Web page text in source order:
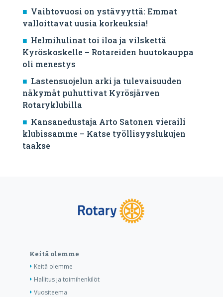
Vaihtovuosi on ystävyyttä: Emmat
valloittavat uusia korkeuksia!
Helmihulinat toi iloa ja vilskettä
Kyröskoskelle – Rotareiden huutokauppa
oli menestys
Lastensuojelun arki ja tulevaisuuden
näkymät puhuttivat Kyrösjärven
Rotaryklubilla
Kansanedustaja Arto Satonen vieraili
klubissamme – Katse työllisyyslukujen
taakse
Keitä olemme
Keitä olemme
Hallitus ja toimihenkilöt
Vuositeema